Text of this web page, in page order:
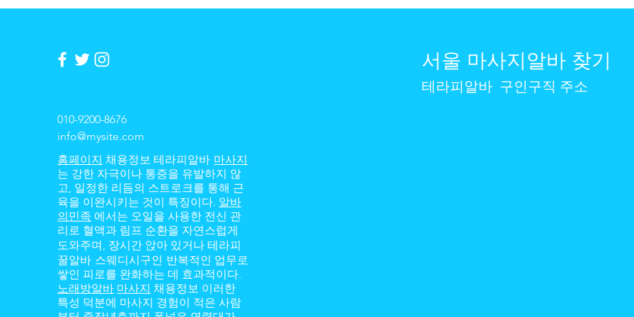
₩80,000 ~ ₩300,000 범위로 상담료를 책정하기도 하며, 경
전문가는 비용이 더 높고 , 신
이 낮아요.
010-9200-8676
info@mysite.com
홈페이지 채용정보테라피알바 마사지
는 강한 자극이나 통증을 유발하지 않
고, 일정한 리듬의 스트로크를 통해 근
육을 이완시키는 것이 특징이다. 알바
의민족 에서는 오일을 사용한 전신 관
리로 혈액과 림프 순환을 자연스럽게
도와주며, 장시간 앉아 있거나테라피
꿀알바 스웨디시구인 반복적인 업무로
쌓인 피로를 완화하는 데 효과적이다.
노래방알바 마사지 채용정보 이러한
특성 덕분에 마사지 경험이 적은 사람
서울 마사지알바 찾기
테라피알바 구인구직 주소